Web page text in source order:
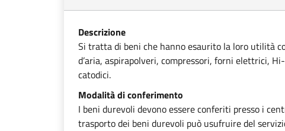
Descrizione
Si tratta di beni che hanno esaurito la loro utilità
d’aria, aspirapolveri, compressori, forni elettrici,
catodici.
Modalità di conferimento
I beni durevoli devono essere conferiti presso i
trasporto dei beni durevoli può usufruire del